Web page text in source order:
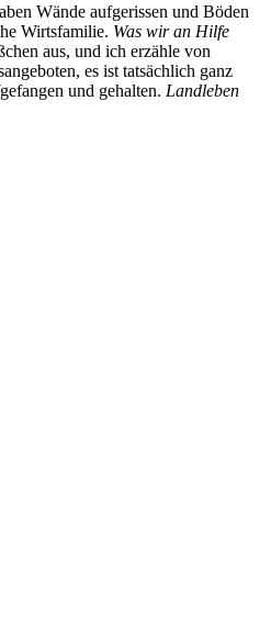
Wände aufgerissen und Böden
Wirtsfamilie. Was wir an Hilfe
aus, und ich erzähle von
es ist tatsächlich ganz
und gehalten. Landleben